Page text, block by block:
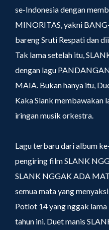
se-Indonesia dengan
MINORITAS, yakni
bareng Sruti Respati dan
Tak lama setelah itu,
dengan lagu
MAIA. Bukan hanya itu,
Kaka Slank membawakan
iringan musik orkestra.
Lagu terbaru dari album
pengiring film SLANK
SLANK NGGAK ADA
semua mata yang
Potlot 14 yang nggak
tahun ini. Duet manis